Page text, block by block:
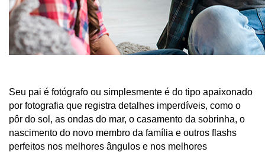
Seu pai é fotógrafo ou simplesmente é do tipo apaixonado
por fotografia que registra detalhes imperdíveis, como o
pôr do sol, as ondas do mar, o casamento da sobrinha, o
nascimento do novo membro da família e outros flashs
perfeitos nos melhores ângulos e nos melhores